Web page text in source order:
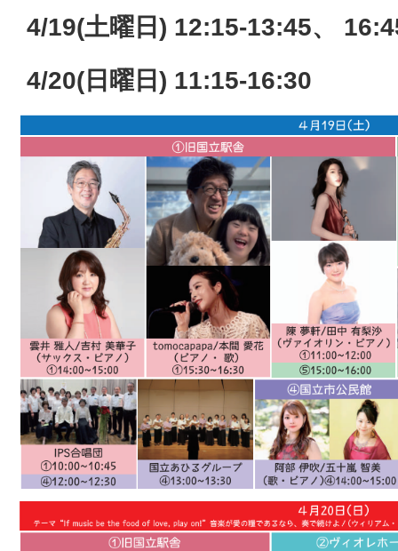
4/19(土曜日) 12:15-13:45、
4/20(日曜日) 11:15-16:30